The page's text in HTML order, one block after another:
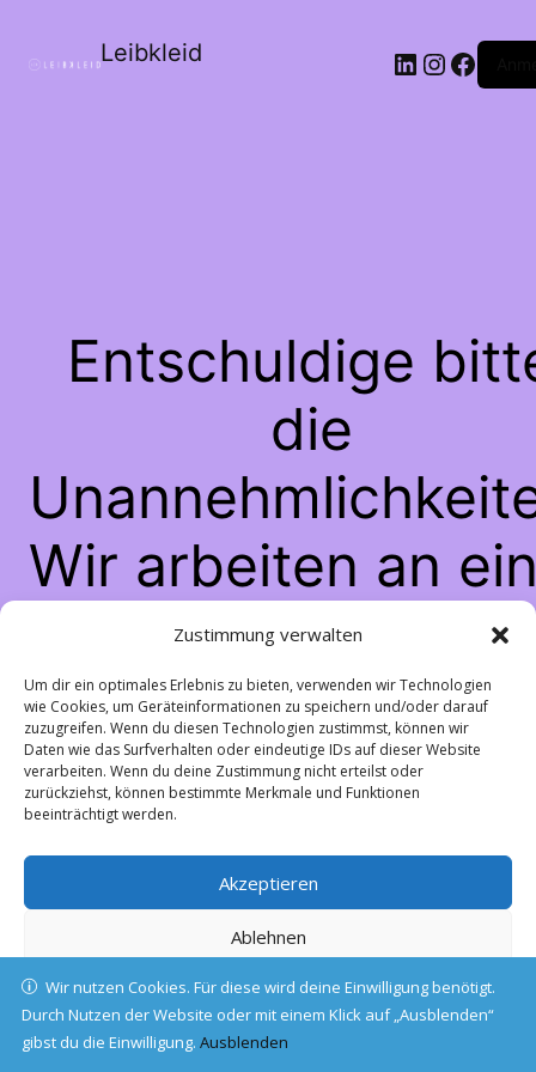
Zustimmung verwalten
Um dir ein optimales Erlebnis zu bieten, verwenden wir Technologien
wie Cookies, um Geräteinformationen zu speichern und/oder darauf
zuzugreifen. Wenn du diesen Technologien zustimmst, können wir
Daten wie das Surfverhalten oder eindeutige IDs auf dieser Website
verarbeiten. Wenn du deine Zustimmung nicht erteilst oder
zurückziehst, können bestimmte Merkmale und Funktionen
beeinträchtigt werden.
Akzeptieren
Ablehnen
Einstellungen ansehen
Cookie-RichtlinieDatenschutz
Leibkleid LinkedIn
Entschuldige
die
Wir arbeiten an
großartigen
schau bald
vorbei!
Wir nutzen Cookies. Für diese wird deine Einwilligung benötigt.
Durch Nutzen der Website oder mit einem Klick auf „Ausblenden“
gibst du die Einwilligung.Ausblenden